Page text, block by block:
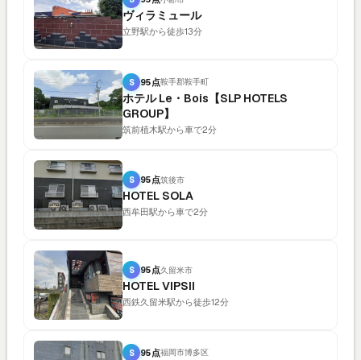
ヴィラミュール
立野駅から徒歩13分
S 95点鞍手郡鞍手町
ホテル Le・Bois【SLP HOTELS
GROUP】
筑前植木駅から車で2分
S 95点筑後市
HOTEL SOLA
西牟田駅から車で2分
S 95点久留米市
HOTEL VIPSII
西鉄久留米駅から徒歩12分
S 95点福岡市博多区